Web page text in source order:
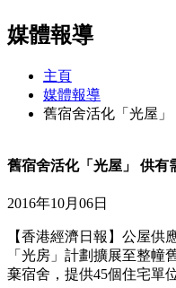
媒體報導
主頁
媒體報導
舊宿舍活化「光屋
舊宿舍活化「光屋」 供有
2016年10月06日
【香港經濟日報】公屋供
「光房」計劃擴展至整幢
棄宿舍，提供45個住宅單